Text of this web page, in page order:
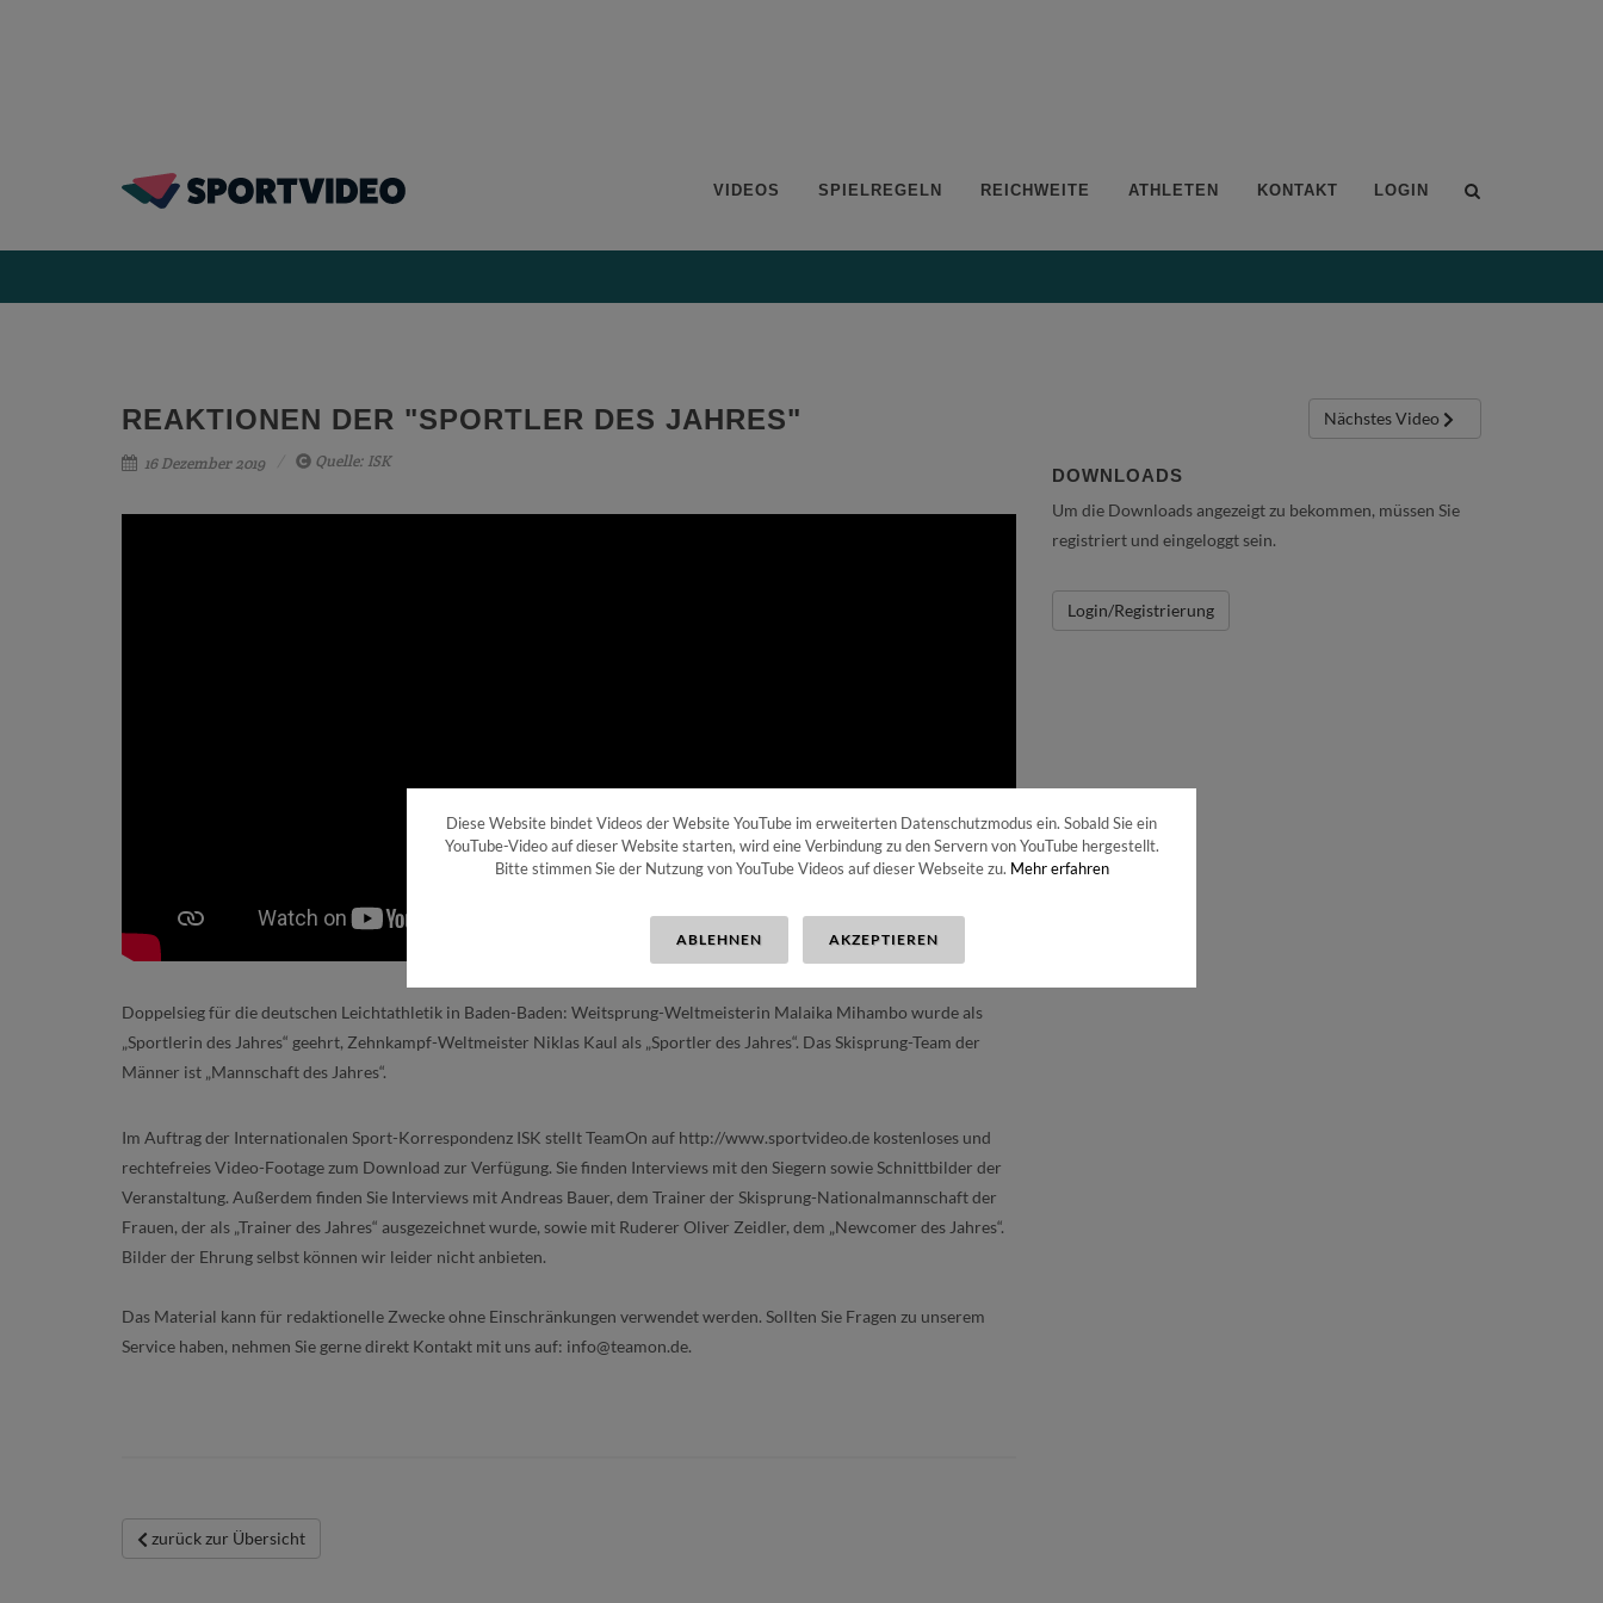
VIDEOS SPIELREGELN REICHWEITE ATHLETEN KONTAKT LOGIN
REAKTIONEN DER "SPORTLER DES JAHRES"
16 Dezember 2019 Quelle: ISK
Doppelsieg für die deutschen Leichtathletik in Baden-Baden: Weitsprung-Weltmeisterin Malaika Mihambo wurde als
„Sportlerin des Jahres“ geehrt, Zehnkampf-Weltmeister Niklas Kaul als „Sportler des Jahres“. Das Skisprung-Team der
Männer ist „Mannschaft des Jahres“.
Im Auftrag der Internationalen Sport-Korrespondenz ISK stellt TeamOn auf http://www.sportvideo.de kostenloses und
rechtefreies Video-Footage zum Download zur Verfügung. Sie finden Interviews mit den Siegern sowie Schnittbilder der
Veranstaltung. Außerdem finden Sie Interviews mit Andreas Bauer, dem Trainer der Skisprung-Nationalmannschaft der
Frauen, der als „Trainer des Jahres“ ausgezeichnet wurde, sowie mit Ruderer Oliver Zeidler, dem „Newcomer des Jahres“.
Bilder der Ehrung selbst können wir leider nicht anbieten.
Das Material kann für redaktionelle Zwecke ohne Einschränkungen verwendet werden. Sollten Sie Fragen zu unserem
Service haben, nehmen Sie gerne direkt Kontakt mit uns auf: info@teamon.de.
Nächstes Video
DOWNLOADS
Um die Downloads angezeigt zu bekommen, müssen Sie
registriert und eingeloggt sein.
Login/Registrierung
zurück zur Übersicht
Diese Website bindet Videos der Website YouTube im erweiterten Datenschutzmodus ein. Sobald Sie ein
YouTube-Video auf dieser Website starten, wird eine Verbindung zu den Servern von YouTube hergestellt.
Bitte stimmen Sie der Nutzung von YouTube Videos auf dieser Webseite zu. Mehr erfahren
ABLEHNEN AKZEPTIEREN